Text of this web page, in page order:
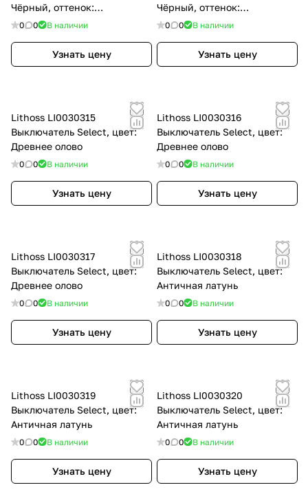
Чёрный, оттенок:
Текстурированный
0 0 В наличии
Узнать цену
Чёрный, оттенок:
Текстурированный
0 0 В наличии
Узнать цену
Lithoss LI0030315
Выключатель Select, цвет:
Древнее олово
0 0 В наличии
Узнать цену
Lithoss LI0030316
Выключатель Select, цвет:
Древнее олово
0 0 В наличии
Узнать цену
Lithoss LI0030317
Выключатель Select, цвет:
Древнее олово
0 0 В наличии
Узнать цену
Lithoss LI0030318
Выключатель Select, цвет:
Античная латунь
0 0 В наличии
Узнать цену
Lithoss LI0030319
Выключатель Select, цвет:
Античная латунь
0 0 В наличии
Узнать цену
Lithoss LI0030320
Выключатель Select, цвет:
Античная латунь
0 0 В наличии
Узнать цену